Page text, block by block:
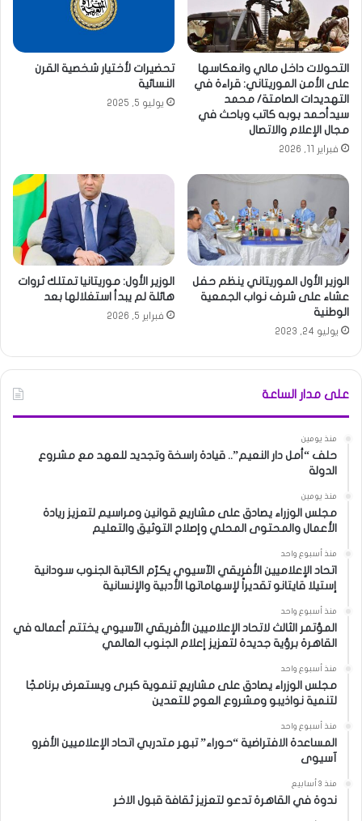
التحولات داخل مالي وانعكاسها
على الأمن الموريتاني: قراءة في
التهديدات الصامتة/ محمد
سيدأحمد بوبه كاتب وباحث في
مجال الإعلام والاتصال
فبراير 11, 2026
تحضيرات لأختيار شخصية القرن
النسائية
يوليو 5, 2025
الوزير الأول الموريتاني ينظم حفل
عشاء على شرف نواب الجمعية
الوطنية
يوليو 24, 2023
الوزير الأول: موريتانيا تمتلك ثروات
هائلة لم يبدأ استغلالها بعد
فبراير 5, 2026
على مدار الساعة
منذ يومين
حلف “أمل دار النعيم”.. قيادة راسخة وتجديد للعهد مع مشروع
الدولة
منذ يومين
مجلس الوزراء يصادق على مشاريع قوانين ومراسيم لتعزيز ريادة
الأعمال والمحتوى المحلي وإصلاح التوثيق والتعليم
منذ أسبوع واحد
اتحاد الإعلاميين الأفريقي الآسيوي يكرّم الكاتبة الجنوب سودانية
إستيلا قايتانو تقديراً لإسهاماتها الأدبية والإنسانية
منذ أسبوع واحد
المؤتمر الثالث لاتحاد الإعلاميين الأفريقي الآسيوي يختتم أعماله في
القاهرة برؤية جديدة لتعزيز إعلام الجنوب العالمي
منذ أسبوع واحد
مجلس الوزراء يصادق على مشاريع تنموية كبرى ويستعرض برنامجًا
لتنمية نواذيبو ومشروع العوج للتعدين
منذ أسبوع واحد
المساعدة الافتراضية “حوراء” تبهر متدربي اتحاد الإعلاميين الأفرو
آسيوى
منذ 3 أسابيع
ندوة في القاهرة تدعو لتعزيز ثقافة قبول الاخر